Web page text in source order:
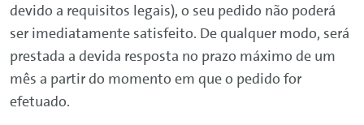
devido a requisitos legais), o seu pedido não poderá
ser imediatamente satisfeito. De qualquer modo, será
prestada a devida resposta no prazo máximo de um
mês a partir do momento em que o pedido for
efetuado.